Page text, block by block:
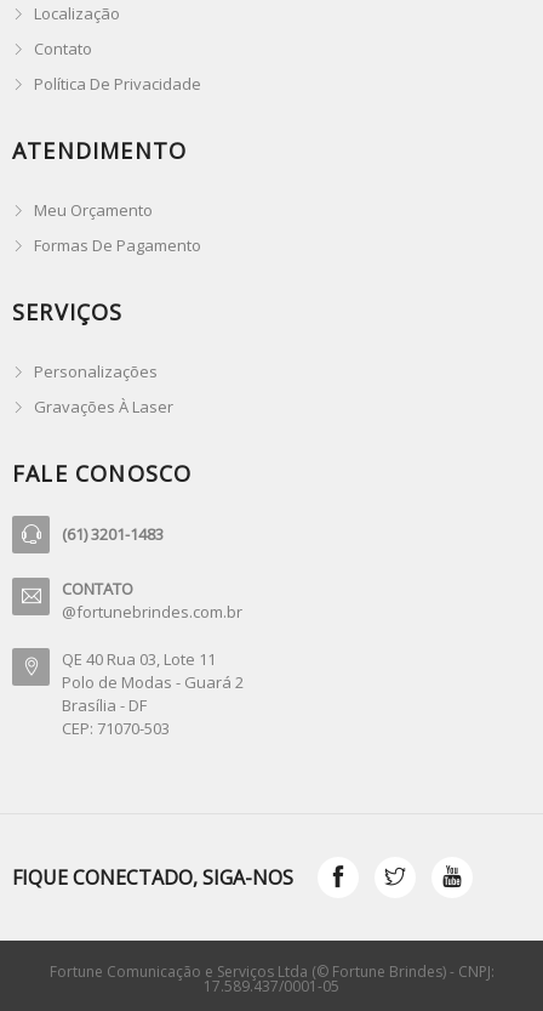
Localização
Contato
Política De Privacidade
ATENDIMENTO
Meu Orçamento
Formas De Pagamento
SERVIÇOS
Personalizações
Gravações À Laser
FALE CONOSCO
(61) 3201-1483
CONTATO
@fortunebrindes.com.br
QE 40 Rua 03, Lote 11
Polo de Modas - Guará 2
Brasília - DF
CEP: 71070-503
FIQUE CONECTADO, SIGA-NOS
Fortune Comunicação e Serviços Ltda (© Fortune Brindes) - CNPJ:
17.589.437/0001-05